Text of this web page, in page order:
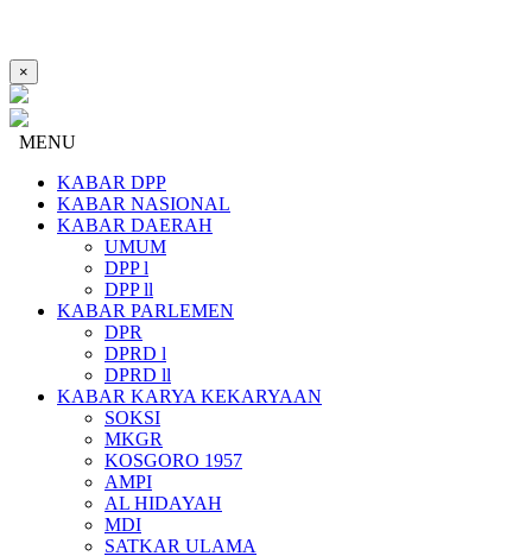
×
MENU
KABAR DPP
KABAR NASIONAL
KABAR DAERAH
UMUM
DPP l
DPP ll
KABAR PARLEMEN
DPR
DPRD l
DPRD ll
KABAR KARYA KEKARYAAN
SOKSI
MKGR
KOSGORO 1957
AMPI
AL HIDAYAH
MDI
SATKAR ULAMA